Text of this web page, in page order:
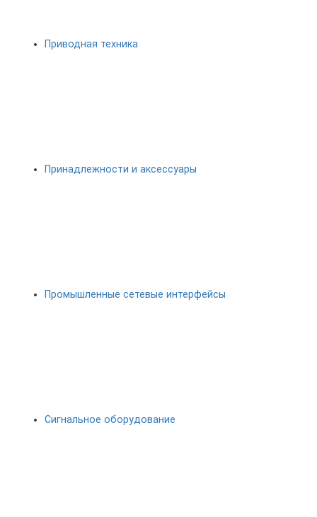
Приводная техника
Принадлежности и аксессуары
Промышленные сетевые интерфейсы
Сигнальное оборудование